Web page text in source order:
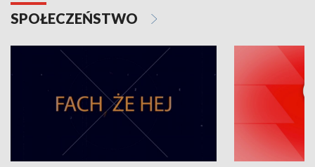
SPOŁECZEŃSTWO